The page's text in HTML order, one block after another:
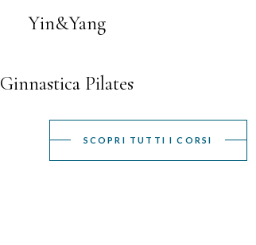
Yin&Yang
Ginnastica Pilates
SCOPRI TUTTI I CORSI